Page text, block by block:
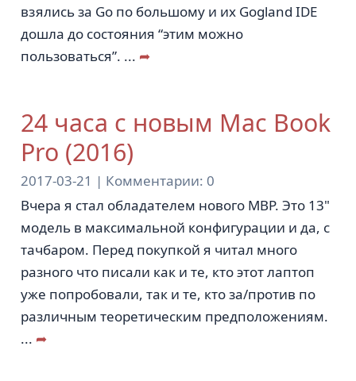
взялись за Go по большому и иx Gogland IDE
дошла до состояния “этим можно
пользоваться”. ... ➦
24 часа с новым Mac Book
Pro (2016)
2017-03-21 | Комментарии: 0
Вчера я стал обладателем нового MBP. Это 13"
модель в максимальной конфигурации и да, с
тачбаром. Перед покупкой я читал много
разного что писали как и те, кто этот лаптоп
уже попробовали, так и те, кто за/против по
различным теоретическим предположениям.
... ➦